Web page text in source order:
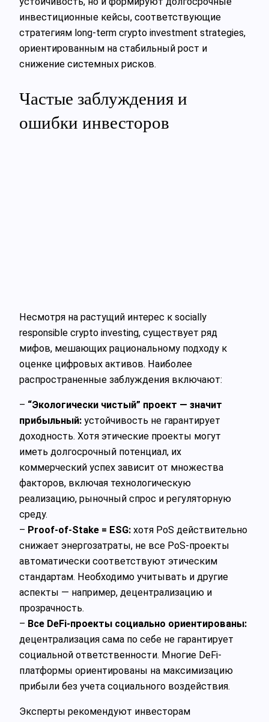
инвестиционные кейсы, соответствующие
стратегиям long-term crypto investment strategies,
ориентированным на стабильный рост и
снижение системных рисков.
Частые заблуждения и
ошибки инвесторов
Несмотря на растущий интерес к socially
responsible crypto investing, существует ряд
мифов, мешающих рациональному подходу к
оценке цифровых активов. Наиболее
распространенные заблуждения включают:
– “Экологически чистый” проект — значит
прибыльный: устойчивость не гарантирует
доходность. Хотя этические проекты могут
иметь долгосрочный потенциал, их
коммерческий успех зависит от множества
факторов, включая технологическую
реализацию, рыночный спрос и регуляторную
среду.
– Proof-of-Stake = ESG: хотя PoS действительно
снижает энергозатраты, не все PoS-проекты
автоматически соответствуют этическим
стандартам. Необходимо учитывать и другие
аспекты — например, децентрализацию и
прозрачность.
– Все DeFi-проекты социально ориентированы:
децентрализация сама по себе не гарантирует
социальной ответственности. Многие DeFi-
платформы ориентированы на максимизацию
прибыли без учета социального воздействия.
Эксперты рекомендуют инвесторам